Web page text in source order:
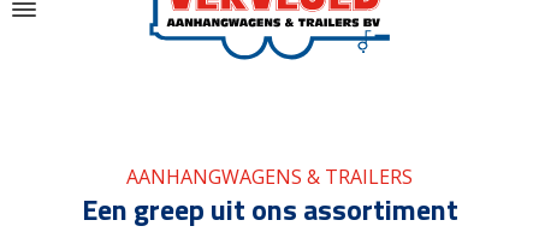
GEBRUIKTE PAARDENAUTO AMSTELVEEN
AANHANGWAGENS & TRAILERS
Een greep uit ons assortiment